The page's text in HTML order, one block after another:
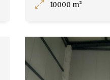
10000 m²